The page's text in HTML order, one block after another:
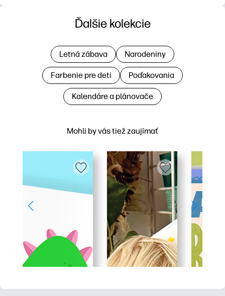
Mohli by vás tiež zaujímať
Ďalšie kolekcie
Letná zábava Narodeniny
Farbenie pre deti Poďakovania
Kalendáre a plánovače